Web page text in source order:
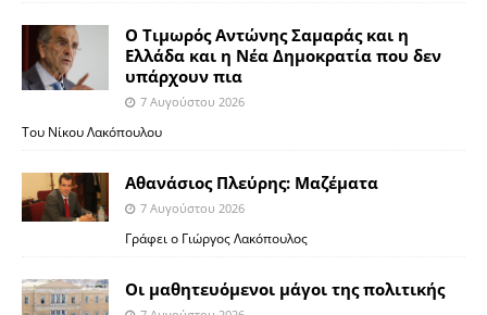
Ο Τιμωρός Αντώνης Σαμαράς και η
Ελλάδα και η Νέα Δημοκρατία που δεν
υπάρχουν πια
7 Αυγούστου 2026
Του Νίκου Λακόπουλου
Αθανάσιος Πλεύρης: Μαζέματα
7 Αυγούστου 2026
Γράφει ο Γιώργος Λακόπουλος
Οι μαθητευόμενοι μάγοι της πολιτικής